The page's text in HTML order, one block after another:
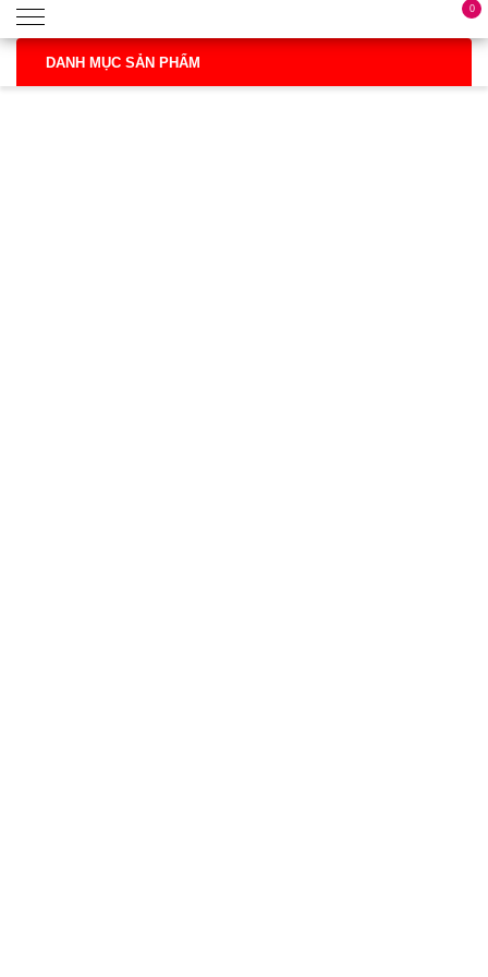
0
DANH MỤC SẢN PHẨM